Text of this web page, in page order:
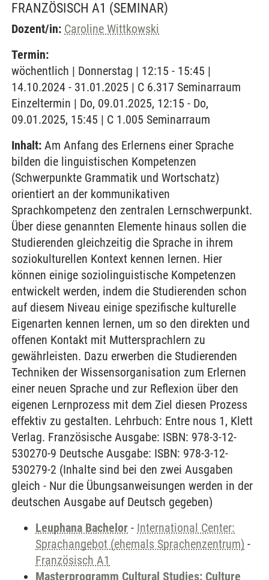
FRANZÖSISCH A1 (SEMINAR)
Dozent/in: Caroline Wittkowski
Termin:
wöchentlich | Donnerstag | 12:15 - 15:45 |
14.10.2024 - 31.01.2025 | C 6.317 Seminarraum
Einzeltermin | Do, 09.01.2025, 12:15 - Do,
09.01.2025, 15:45 | C 1.005 Seminarraum
Inhalt: Am Anfang des Erlernens einer Sprache
bilden die linguistischen Kompetenzen
(Schwerpunkte Grammatik und Wortschatz)
orientiert an der kommunikativen
Sprachkompetenz den zentralen Lernschwerpunkt.
Über diese genannten Elemente hinaus sollen die
Studierenden gleichzeitig die Sprache in ihrem
soziokulturellen Kontext kennen lernen. Hier
können einige soziolinguistische Kompetenzen
entwickelt werden, indem die Studierenden schon
auf diesem Niveau einige spezifische kulturelle
Eigenarten kennen lernen, um so den direkten und
offenen Kontakt mit Muttersprachlern zu
gewährleisten. Dazu erwerben die Studierenden
Techniken der Wissensorganisation zum Erlernen
einer neuen Sprache und zur Reflexion über den
eigenen Lernprozess mit dem Ziel diesen Prozess
effektiv zu gestalten. Lehrbuch: Entre nous 1, Klett
Verlag. Französische Ausgabe: ISBN: 978-3-12-
530270-9 Deutsche Ausgabe: ISBN: 978-3-12-
530279-2 (Inhalte sind bei den zwei Ausgaben
gleich - Nur die Übungsanweisungen werden in der
deutschen Ausgabe auf Deutsch gegeben)
Leuphana Bachelor - International Center:
Sprachangebot (ehemals Sprachenzentrum) -
Französisch A1
Masterprogramm Cultural Studies: Culture